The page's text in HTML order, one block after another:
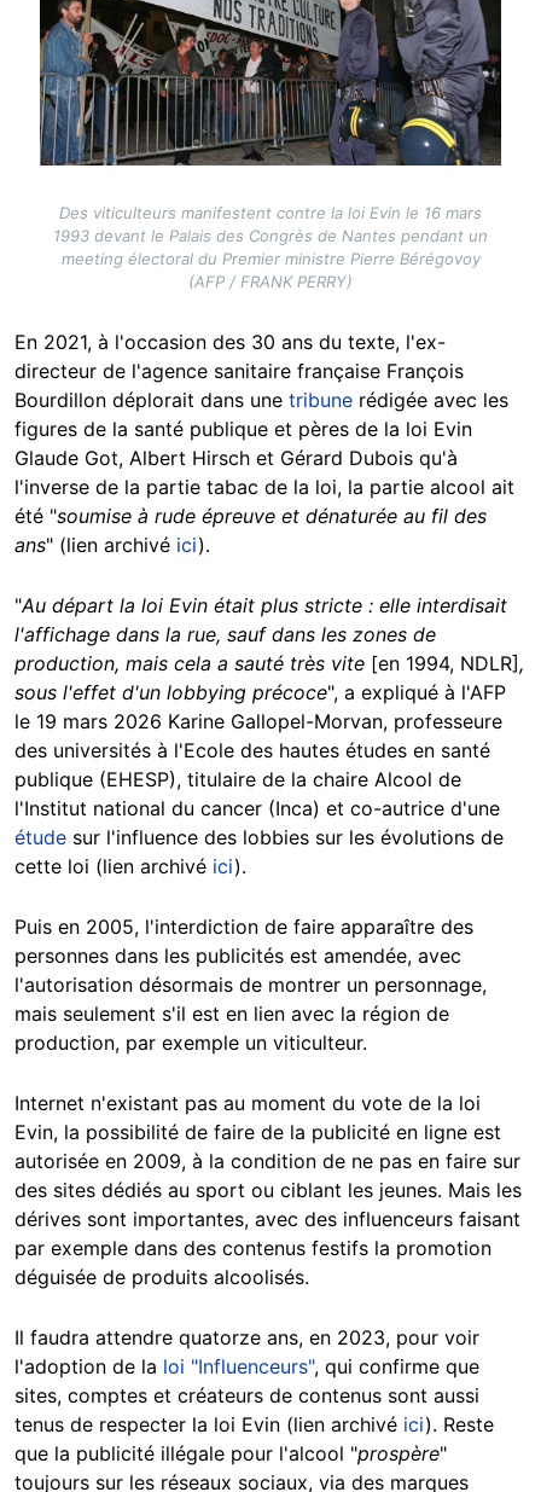
Des viticulteurs manifestent contre la loi Evin le 16 mars
1993 devant le Palais des Congrès de Nantes pendant un
meeting électoral du Premier ministre Pierre Bérégovoy
(AFP / FRANK PERRY)
En 2021, à l'occasion des 30 ans du texte, l'ex-
directeur de l'agence sanitaire française François
Bourdillon déplorait dans une tribune rédigée avec les
figures de la santé publique et pères de la loi Evin
Glaude Got, Albert Hirsch et Gérard Dubois qu'à
l'inverse de la partie tabac de la loi, la partie alcool ait
été "soumise à rude épreuve et dénaturée au fil des
ans" (lien archivé ici).
"Au départ la loi Evin était plus stricte : elle interdisait
l'affichage dans la rue, sauf dans les zones de
production, mais cela a sauté très vite [en 1994, NDLR] ,
sous l'effet d'un lobbying précoce", a expliqué à l'AFP
le 19 mars 2026 Karine Gallopel-Morvan, professeure
des universités à l'Ecole des hautes études en santé
publique (EHESP), titulaire de la chaire Alcool de
l'Institut national du cancer (Inca) et co-autrice d'une
étude sur l'influence des lobbies sur les évolutions de
cette loi (lien archivé ici).
Puis en 2005, l'interdiction de faire apparaître des
personnes dans les publicités est amendée, avec
l'autorisation désormais de montrer un personnage,
mais seulement s'il est en lien avec la région de
production, par exemple un viticulteur.
Internet n'existant pas au moment du vote de la loi
Evin, la possibilité de faire de la publicité en ligne est
autorisée en 2009, à la condition de ne pas en faire sur
des sites dédiés au sport ou ciblant les jeunes. Mais les
dérives sont importantes, avec des influenceurs faisant
par exemple dans des contenus festifs la promotion
déguisée de produits alcoolisés.
Il faudra attendre quatorze ans, en 2023, pour voir
l'adoption de la loi "Influenceurs", qui confirme que
sites, comptes et créateurs de contenus sont aussi
tenus de respecter la loi Evin (lien archivé ici). Reste
que la publicité illégale pour l'alcool "prospère"
toujours sur les réseaux sociaux, via des marques